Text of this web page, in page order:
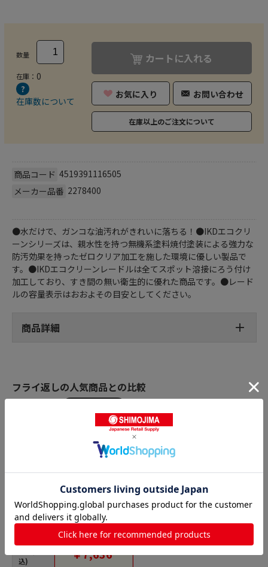
数量
在庫： 0
在庫数について
カートに入れる
お気に入り お問い合わせ
在庫以上のご注文について
商品コード 4519391116505
メーカー品番 2278400
●水だけで、ガンコな油汚れがきれいに落ちる！●IKDエコクリ
ーンシリーズは、親水性を持つ無機系塗料焼付塗装による強力な
防汚効果を持ったゼロクリア加工を施した環境に優しい製品で
す。●IKDエコクリーンレードルは全てスポット溶接にろう付け
加工しており、すき間の無い衛生的に優れた商品です。●レード
ルの容量表示はおおよその目安としてください。
商品詳細
フライ返しの人気商品との比較
商品名
込)
エコクリーン 18-8
ターナー 特大 1個
【直送品】
￥7,636